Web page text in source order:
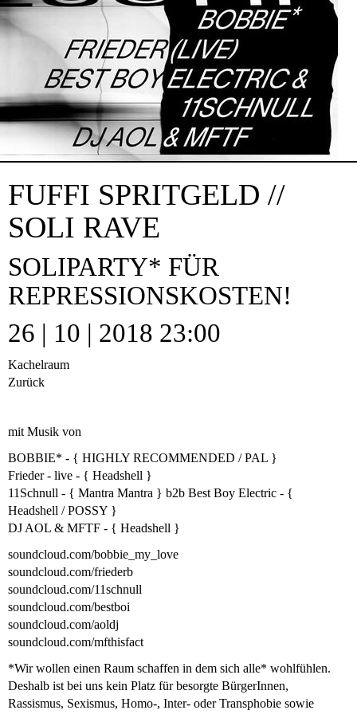
FUFFI SPRITGELD //
SOLI RAVE
SOLIPARTY* FÜR
REPRESSIONSKOSTEN!
26 | 10 | 2018 23:00
Kachelraum
Zurück
mit Musik von
BOBBIE* - { HIGHLY RECOMMENDED / PAL }
Frieder - live - { Headshell }
11Schnull - { Mantra Mantra } b2b Best Boy Electric - {
Headshell / POSSY }
DJ AOL & MFTF - { Headshell }
soundcloud.com/bobbie_my_love
soundcloud.com/friederb
soundcloud.com/11schnull
soundcloud.com/bestboi
soundcloud.com/aoldj
soundcloud.com/mfthisfact
*Wir wollen einen Raum schaffen in dem sich alle* wohlfühlen.
Deshalb ist bei uns kein Platz für besorgte BürgerInnen,
Rassismus, Sexismus, Homo-, Inter- oder Transphobie sowie